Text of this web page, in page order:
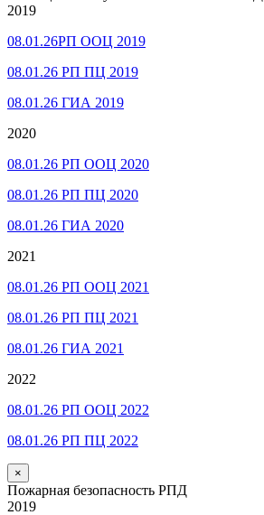
2019
08.01.26РП ООЦ 2019
08.01.26 РП ПЦ 2019
08.01.26 ГИА 2019
2020
08.01.26 РП ООЦ 2020
08.01.26 РП ПЦ 2020
08.01.26 ГИА 2020
2021
08.01.26 РП ООЦ 2021
08.01.26 РП ПЦ 2021
08.01.26 ГИА 2021
2022
08.01.26 РП ООЦ 2022
08.01.26 РП ПЦ 2022
×
Пожарная безопасность РПД
2019